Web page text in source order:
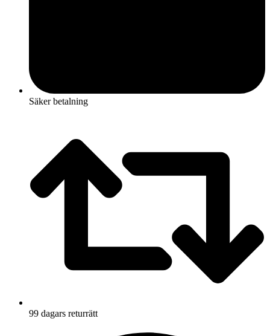
Säker betalning
99 dagars returrätt